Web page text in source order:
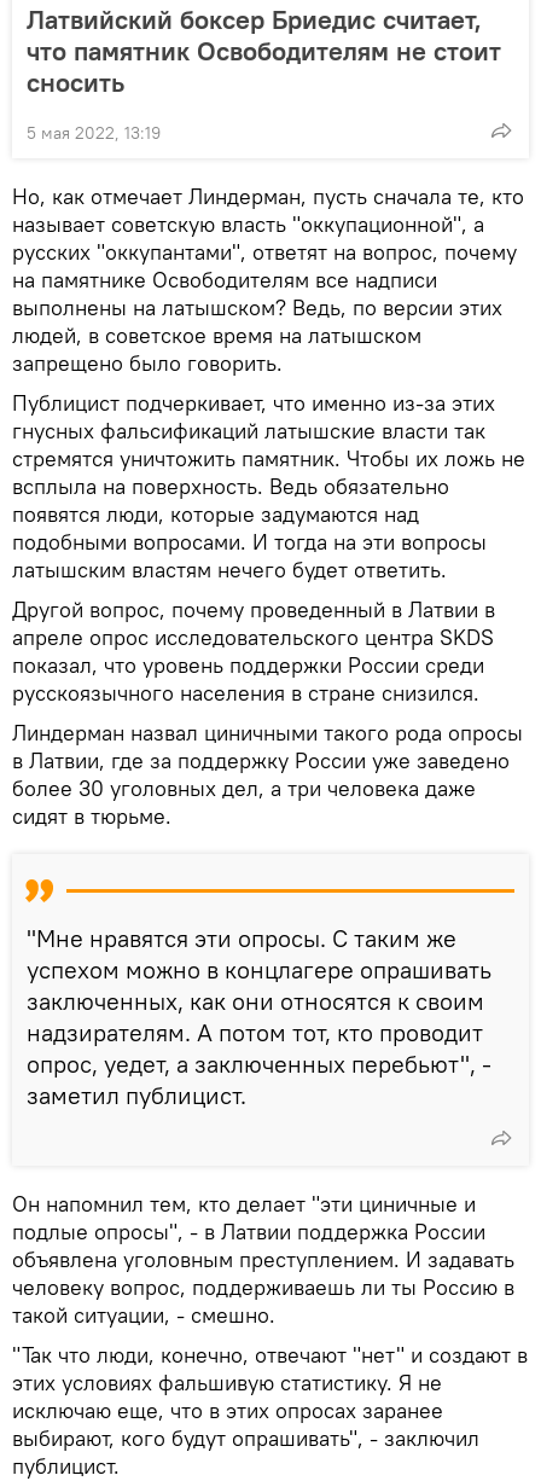
Латвийский боксер Бриедис считает,
что памятник Освободителям не стоит
сносить
5 мая 2022, 13:19
Но, как отмечает Линдерман, пусть сначала те, кто
называет советскую власть "оккупационной", а
русских "оккупантами", ответят на вопрос, почему
на памятнике Освободителям все надписи
выполнены на латышском? Ведь, по версии этих
людей, в советское время на латышском
запрещено было говорить.
Публицист подчеркивает, что именно из-за этих
гнусных фальсификаций латышские власти так
стремятся уничтожить памятник. Чтобы их ложь не
всплыла на поверхность. Ведь обязательно
появятся люди, которые задумаются над
подобными вопросами. И тогда на эти вопросы
латышским властям нечего будет ответить.
Другой вопрос, почему проведенный в Латвии в
апреле опрос исследовательского центра SKDS
показал, что уровень поддержки России среди
русскоязычного населения в стране снизился.
Линдерман назвал циничными такого рода опросы
в Латвии, где за поддержку России уже заведено
более 30 уголовных дел, а три человека даже
сидят в тюрьме.
"Мне нравятся эти опросы. С таким же
успехом можно в концлагере опрашивать
заключенных, как они относятся к своим
надзирателям. А потом тот, кто проводит
опрос, уедет, а заключенных перебьют", -
заметил публицист.
Он напомнил тем, кто делает "эти циничные и
подлые опросы", - в Латвии поддержка России
объявлена уголовным преступлением. И задавать
человеку вопрос, поддерживаешь ли ты Россию в
такой ситуации, - смешно.
"Так что люди, конечно, отвечают "нет" и создают в
этих условиях фальшивую статистику. Я не
исключаю еще, что в этих опросах заранее
выбирают, кого будут опрашивать", - заключил
публицист.